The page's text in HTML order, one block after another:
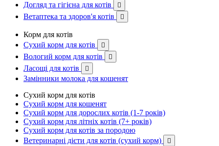
Догляд та гігієна для котів 
Ветаптека та здоров'я котів 
Корм для котів
Сухий корм для котів

Вологий корм для котів 
Ласощі для котів 
Замінники молока для кошенят
Сухий корм для котів
Сухий корм для кошенят
Сухий корм для дорослих котів (1-7 років)
Сухий корм для літніх котів (7+ років)
Сухий корм для котів за породою
Ветеринарні дієти для котів (сухий корм)
